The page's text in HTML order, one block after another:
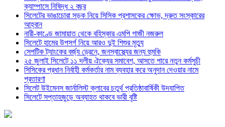
ক্যাম্পাসে নিষিদ্ধ ২ বছর
সিলেটের ভাঙাচোরা সড়ক নিয়ে সিসিক প্রশাসকের ক্ষোভ, দ্রুত সংস্কারের
আহ্বান
নারী-কাণ্ডে জামায়াত থেকে বহিস্কার এমপি গাজী নজরুল
সিলেটে হামের উপসর্গ নিয়ে আরও দুই শিশুর মৃত্যু
সেপটিক ট্যাংকের বর্জ্য ড্রেনে, জনস্বাস্থ্যের জন্য হুমকি
২৫ জুলাই সিলেটে ১১ দলীয় ঐক্যের সমাবেশ, আসতে পারে নতুন কর্মসুচী
সিসিকের প্রধান নির্বাহী কর্মকর্তার নাম ব্যবহার করে অনুদান দেওয়ার নামে
প্রতারণা
সিলেট উইমেনস জার্নালিস্ট ক্লাবের চতুর্থ প্রতিষ্ঠাবার্ষিকী উদযাপিত
সিলেটে সপ্তাহজুড়ে অব্যাহত থাকবে ভারী বৃষ্টি